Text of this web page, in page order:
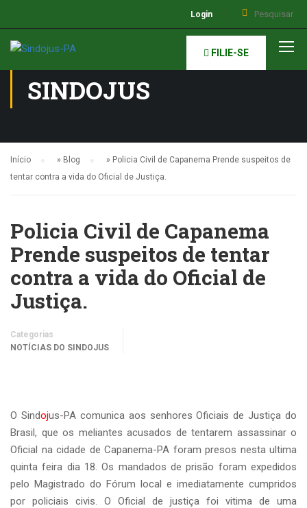
Login
FILIE-SE
NOTÍCIAS DO
SINDOJUS
Início » Blog » Policia Civil de Capanema Prende suspeitos de
tentar contra a vida do Oficial de Justiça.
Policia Civil de Capanema
Prende suspeitos de tentar
contra a vida do Oficial de
Justiça.
Categorias
NOTÍCIAS DO SINDOJUS
O Sindojus-PA comunica aos senhores Oficiais de Justiça do
Brasil, que os meliantes acusados de tentarem assassinar o
Oficial na cidade de Capanema-PA foram presos nesta ultima
quinta feira dia 18. Os mandados de prisão foram expedidos
pelo Magistrado do Fórum local e imediatamente cumpridos
por policiais civis. O Oficial de justiça foi vitima de uma